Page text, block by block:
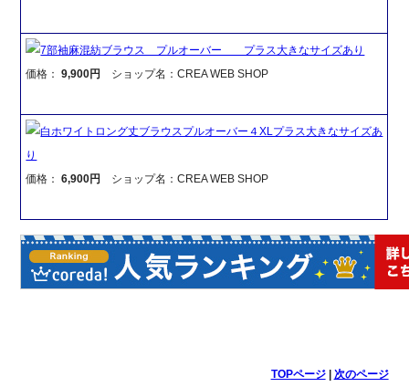
7部袖麻混紡ブラウス プルオーバー プラス大きなサイズあり
価格：9,900円 ショップ名：CREA WEB SHOP
白ホワイトロング丈ブラウスプルオーバー４XLプラス大きなサイズあ
り
価格：6,900円 ショップ名：CREA WEB SHOP
TOPページ| 次のページ